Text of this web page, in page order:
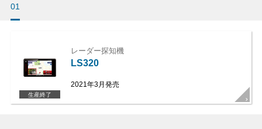
01
生産終了
レーダー探知機
LS320
2021年3月発売